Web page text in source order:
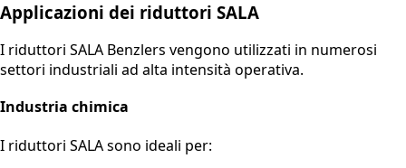
Applicazioni dei riduttori SALA
I riduttori SALA Benzlers vengono utilizzati in numerosi
settori industriali ad alta intensità operativa.
Industria chimica
I riduttori SALA sono ideali per: